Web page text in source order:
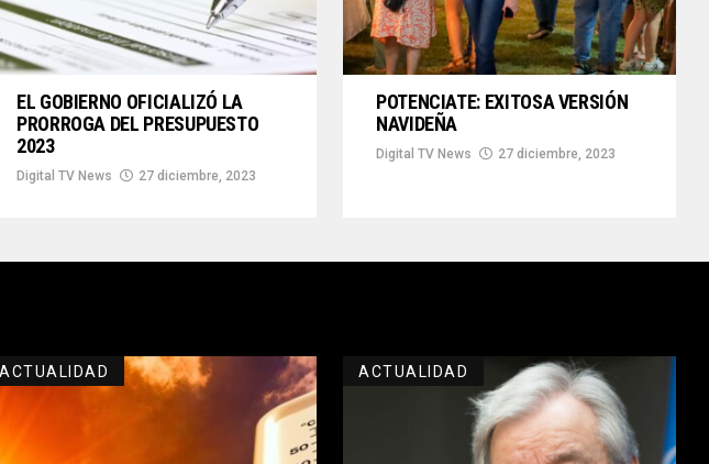
EL GOBIERNO OFICIALIZÓ LA
PRORROGA DEL PRESUPUESTO
2023
Digital TV News 27 diciembre, 2023
POTENCIATE: EXITOSA VERSIÓN
NAVIDEÑA
Digital TV News 27 diciembre, 2023
ACTUALIDAD ACTUALIDAD